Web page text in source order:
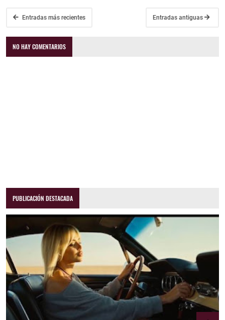
Entradas más recientes Entradas antiguas
NO HAY COMENTARIOS
PUBLICACIÓN DESTACADA